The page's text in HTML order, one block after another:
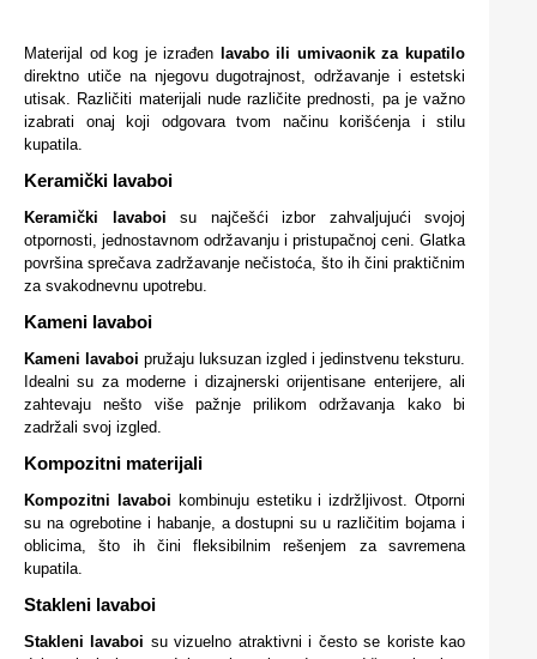
Materijal od kog je izrađen
lavabo ili umivaonik za kupatilo
direktno utiče na njegovu dugotrajnost, održavanje i estetski
utisak. Različiti materijali nude različite prednosti, pa je važno
izabrati onaj koji odgovara tvom načinu korišćenja i stilu
kupatila.
Keramički lavaboi
Keramički lavaboi su najčešći izbor zahvaljujući svojoj
otpornosti, jednostavnom održavanju i pristupačnoj ceni. Glatka
površina sprečava zadržavanje nečistoća, što ih čini praktičnim
za svakodnevnu upotrebu.
Kameni lavaboi
Kameni lavaboi pružaju luksuzan izgled i jedinstvenu teksturu.
Idealni su za moderne i dizajnerski orijentisane enterijere, ali
zahtevaju nešto više pažnje prilikom održavanja kako bi
zadržali svoj izgled.
Kompozitni materijali
Kompozitni lavaboi kombinuju estetiku i izdržljivost. Otporni
su na ogrebotine i habanje, a dostupni su u različitim bojama i
oblicima, što ih čini fleksibilnim rešenjem za savremena
kupatila.
Stakleni lavaboi
Stakleni lavaboi su vizuelno atraktivni i često se koriste kao